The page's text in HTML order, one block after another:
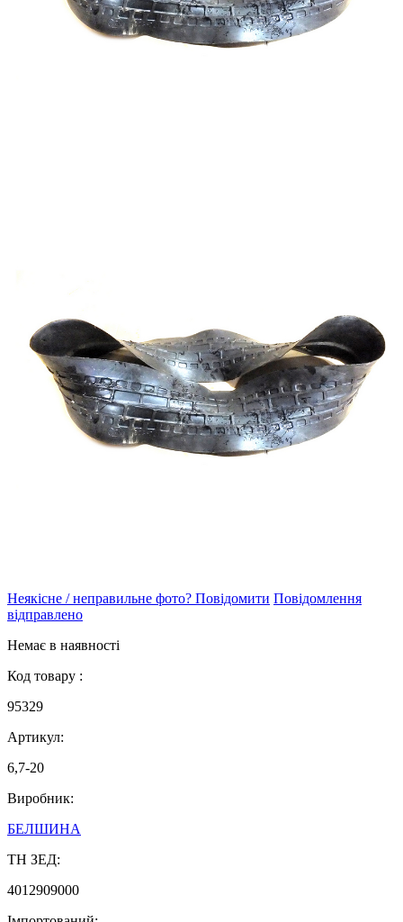
Неякісне / неправильне фото? Повідомити Повідомлення
відправлено
Немає в наявності
Код товару :
95329
Артикул:
6,7-20
Виробник:
БЕЛШИНА
ТН ЗЕД:
4012909000